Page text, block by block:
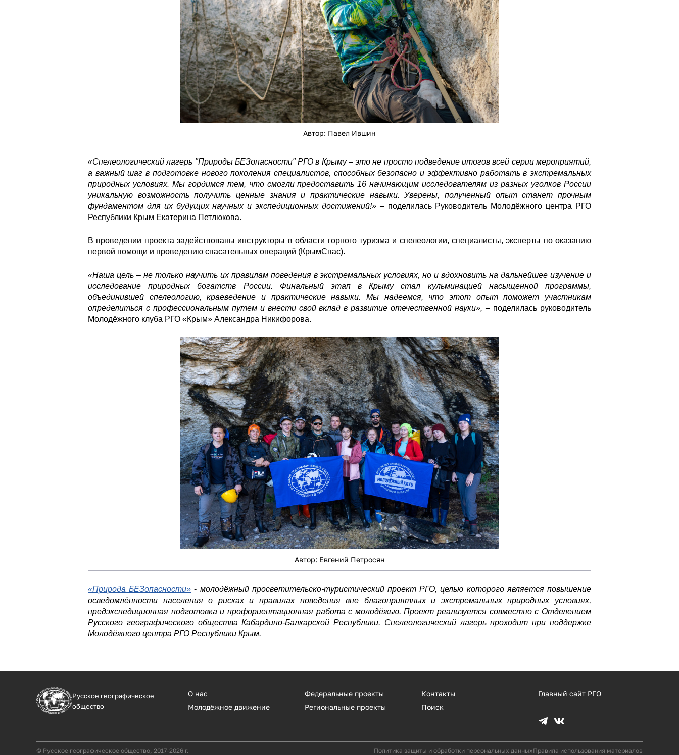
Автор: Павел Ившин
«Спелеологический лагерь "Природы БЕЗопасности" РГО в Крыму – это не просто подведение итогов всей серии мероприятий,
а важный шаг в подготовке нового поколения специалистов, способных безопасно и эффективно работать в экстремальных
природных условиях. Мы гордимся тем, что смогли предоставить 16 начинающим исследователям из разных уголков России
уникальную возможность получить ценные знания и практические навыки. Уверены, полученный опыт станет прочным
фундаментом для их будущих научных и экспедиционных достижений!» – поделилась Руководитель Молодёжного центра РГО
Республики Крым Екатерина Петлюкова.
В проведении проекта задействованы инструкторы в области горного туризма и спелеологии, специалисты, эксперты по оказанию
первой помощи и проведению спасательных операций (КрымСпас).
«Наша цель – не только научить их правилам поведения в экстремальных условиях, но и вдохновить на дальнейшее изучение и
исследование природных богатств России. Финальный этап в Крыму стал кульминацией насыщенной программы,
объединившей спелеологию, краеведение и практические навыки. Мы надеемся, что этот опыт поможет участникам
определиться с профессиональным путем и внести свой вклад в развитие отечественной науки», – поделилась руководитель
Молодёжного клуба РГО «Крым» Александра Никифорова.
oz6pwt0ipow9jt5ir7iha1aigocwm5btmppm5dal9fbh62cs6sd6eegnigg59ou1vkbsbgu3ll9xwrbio8h8vh7o.jpg
Автор: Евгений Петросян
«Природа БЕЗопасности» - молодёжный просветительско-туристический проект РГО, целью которого является повышение
осведомлённости населения о рисках и правилах поведения вне благоприятных и экстремальных природных условиях,
предэкспедиционная подготовка и профориентационная работа с молодёжью. Проект реализуется совместно с Отделением
Русского географического общества Кабардино-Балкарской Республики. Спелеологический лагерь проходит при поддержке
Молодёжного центра РГО Республики Крым.
Русское географическое
общество
О нас
Молодёжное движение
Федеральные проекты
Региональные проекты
Контакты
Поиск
Главный сайт РГО
© Русское географическое общество, 2017-2026 г. Политика защиты и обработки персональных данныхПравила использования материалов